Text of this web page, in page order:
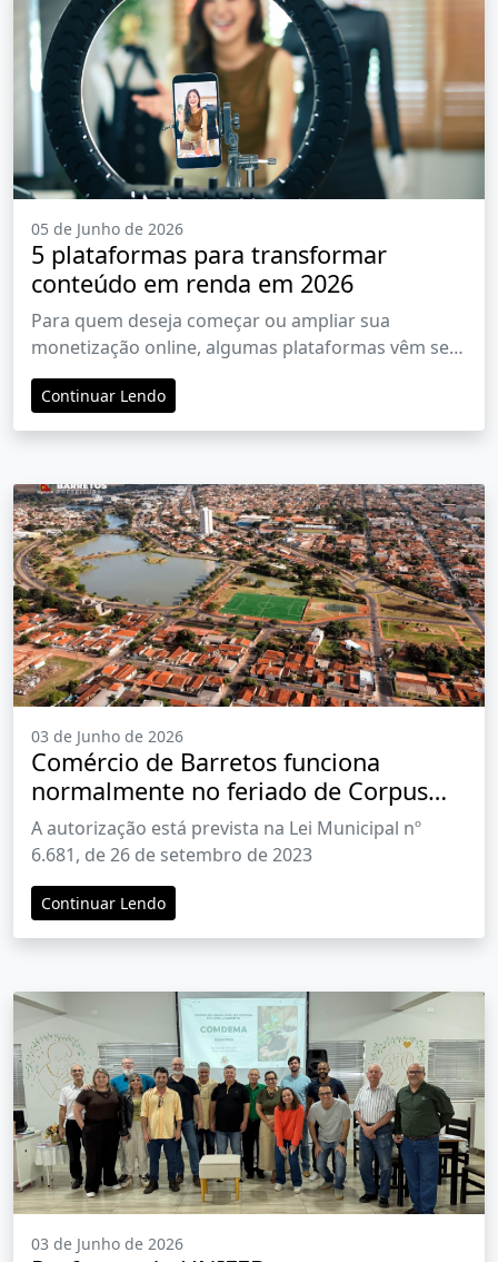
05 de Junho de 2026
5 plataformas para transformar
conteúdo em renda em 2026
Para quem deseja começar ou ampliar sua
monetização online, algumas plataformas vêm se
destacando em 2026
Continuar Lendo
03 de Junho de 2026
Comércio de Barretos funciona
normalmente no feriado de Corpus
Christi
A autorização está prevista na Lei Municipal nº
6.681, de 26 de setembro de 2023
Continuar Lendo
03 de Junho de 2026